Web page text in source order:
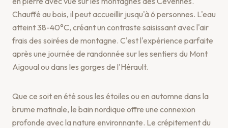
Chauffé au bois, il peut accueillir jusqu'à 6 personnes. L'eau
atteint 38-40°C, créant un contraste saisissant avec l'air
frais des soirées de montagne. C'est l'expérience parfaite
après une journée de randonnée sur les sentiers du Mont
Aigoual ou dans les gorges de l'Hérault.
Que ce soit en été sous les étoiles ou en automne dans la
brume matinale, le bain nordique offre une connexion
profonde avec la nature environnante. Le crépitement du